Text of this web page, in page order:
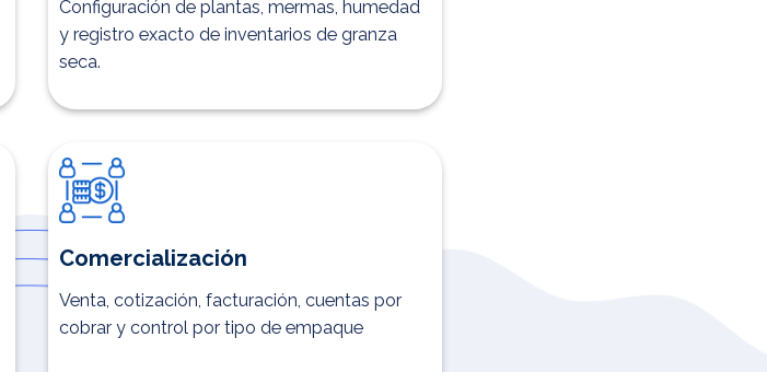
Configuración de plantas, mermas, humedad
y registro exacto de inventarios de granza
seca.
Comercialización
Venta, cotización, facturación, cuentas por
cobrar y control por tipo de empaque